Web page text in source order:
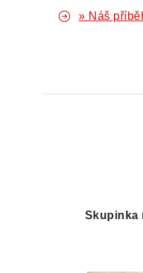
» Náš
Skupinka